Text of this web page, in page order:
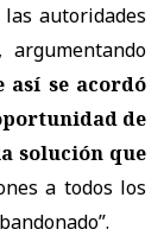
autoridades
así se acordó
de
solución que
a todos los